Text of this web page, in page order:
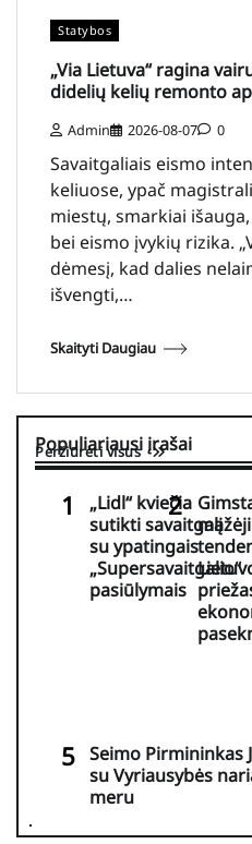
Statybos
„Via Lietuva“ ragina
didelių kelių remonto
Admin 2026-08-07 0
Savaitgaliais eismo
keliuose, ypač
miestų, smarkiai
bei eismo įvykių rizika.
dėmesį, kad dalies
išvengti,…
Skaityti Daugiau
Populiariausi įrašai
Peržiūrėti visus
„Lidl“ kviečia
sutikti savaitgalį
su ypatingais
„Supersavaitgalio“
pasiūlymais
Seimo Pirmininkas
su Vyriausybės
meru